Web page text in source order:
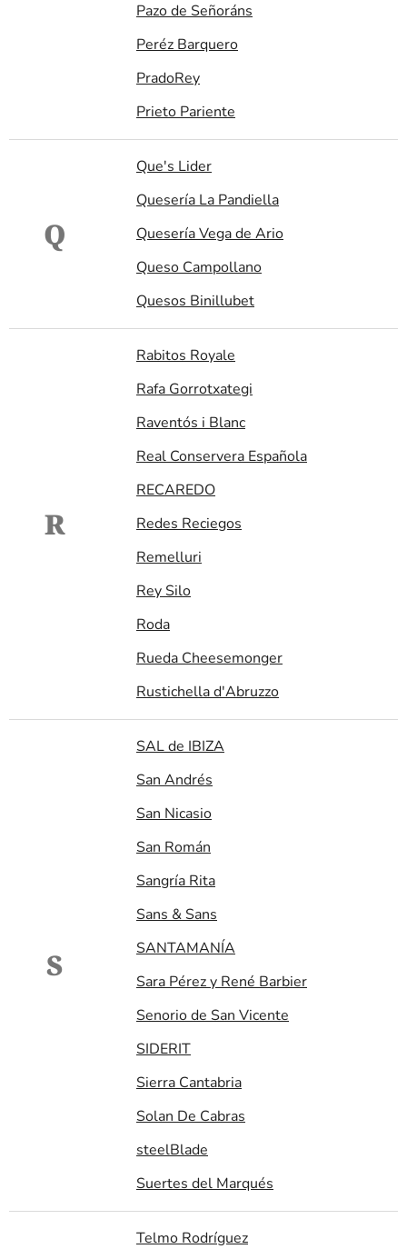
Pazo de Señoráns
Peréz Barquero
PradoRey
Prieto Pariente
Q
Que's Lider
Quesería La Pandiella
Quesería Vega de Ario
Queso Campollano
Quesos Binillubet
R
Rabitos Royale
Rafa Gorrotxategi
Raventós i Blanc
Real Conservera Española
RECAREDO
Redes Reciegos
Remelluri
Rey Silo
Roda
Rueda Cheesemonger
Rustichella d'Abruzzo
S
SAL de IBIZA
San Andrés
San Nicasio
San Román
Sangría Rita
Sans & Sans
SANTAMANÍA
Sara Pérez y René Barbier
Senorio de San Vicente
SIDERIT
Sierra Cantabria
Solan De Cabras
steelBlade
Suertes del Marqués
Telmo Rodríguez